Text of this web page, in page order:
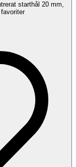
starthål 20 mm,